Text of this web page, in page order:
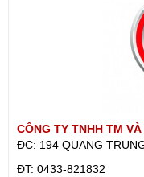
CÔNG TY TNHH TM
ĐC: 194 QUANG
ÐT: 0433-821832